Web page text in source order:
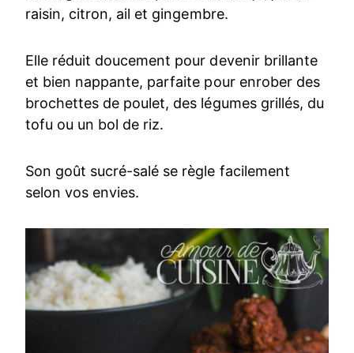
raisin, citron, ail et gingembre.
Elle réduit doucement pour devenir brillante
et bien nappante, parfaite pour enrober des
brochettes de poulet, des légumes grillés, du
tofu ou un bol de riz.
Son goût sucré-salé se règle facilement
selon vos envies.